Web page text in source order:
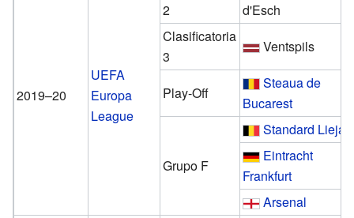
2019–20
UEFA
Europa
League
2
d'Esch
Clasificatoria
3
Ventspils
Play-Off
Steaua de
Bucarest
Grupo F
Standard Lieja
Eintracht
Frankfurt
Arsenal